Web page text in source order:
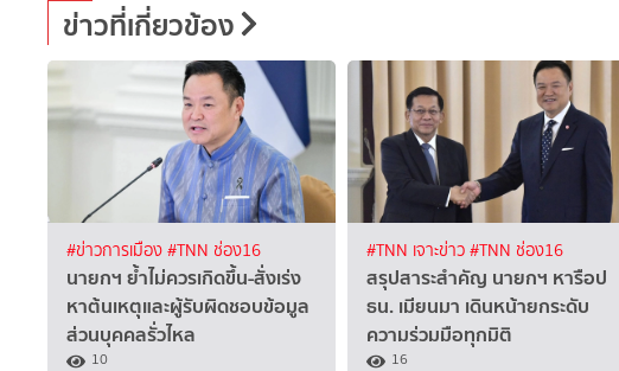
ข่าวที่เกี่ยวข้อง
#ข่าวการเมือง#TNN ช่อง16
นายกฯ ย้ำไม่ควรเกิดขึ้น-สั่งเร่ง
หาต้นเหตุและผู้รับผิดชอบข้อมูล
ส่วนบุคคลรั่วไหล
10
#TNN เจาะข่าว#TNN ช่อง16
สรุปสาระสำคัญ นายกฯ หารือป
ธน. เมียนมา เดินหน้ายกระดับ
ความร่วมมือทุกมิติ
16